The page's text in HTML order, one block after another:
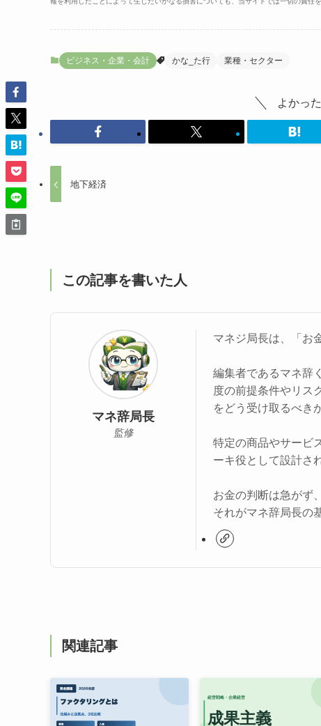
ビジネス・企業・会計 かな_た行 業種・セクター
よかっ
地下経済
この記事を書いた人
マネ辞局長
監修
マネジ局長は、「お
編集者であるマネ辞
度の前提条件やリス
をどう受け取るべき
特定の商品やサービ
ーキ役として設計さ
お金の判断は急がず
それがマネ辞局長の
関連記事